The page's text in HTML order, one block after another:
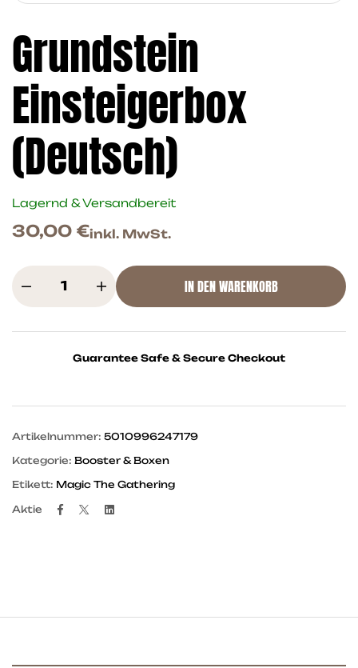
Grundstein
Einsteigerbox
(Deutsch)
Lagernd & Versandbereit
30,00 €inkl. MwSt.
IN DEN WARENKORB
Guarantee Safe & Secure Checkout
Artikelnummer: 5010996247179
Kategorie: Booster & Boxen
Etikett: Magic The Gathering
Aktie Facebook
TwitterLinkedin